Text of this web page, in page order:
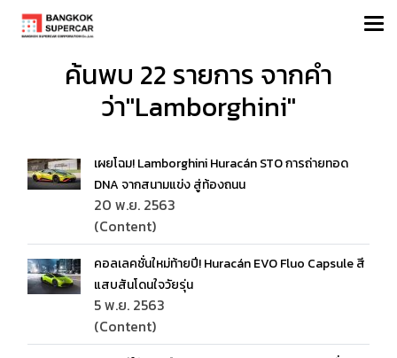
ค้นพบ 22 รายการ จากคำ
ว่า"Lamborghini"
เผยโฉม! Lamborghini Huracán STO การถ่ายทอด
DNA จากสนามแข่ง สู่ท้องถนน
20 พ.ย. 2563
(Content)
คอลเลคชั่นใหม่ท้ายปี! Huracán EVO Fluo Capsule สี
แสบสันโดนใจวัยรุ่น
5 พ.ย. 2563
(Content)